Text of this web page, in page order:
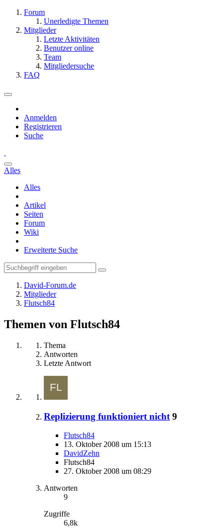
Forum
Unerledigte Themen
Mitglieder
Letzte Aktivitäten
Benutzer online
Team
Mitgliedersuche
FAQ
Anmelden
Registrieren
Suche
Alles
Alles
Artikel
Seiten
Forum
Wiki
Erweiterte Suche
David-Forum.de
Mitglieder
Flutsch84
Themen von Flutsch84
Thema
Antworten
Letzte Antwort
Replizierung funktioniert nicht 9
Flutsch84
13. Oktober 2008 um 15:13
DavidZehn
Flutsch84
27. Oktober 2008 um 08:29
Antworten
9
Zugriffe
6,8k